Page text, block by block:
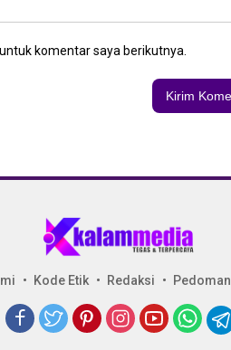
komentar saya berikutnya.
Kode Etik Redaksi